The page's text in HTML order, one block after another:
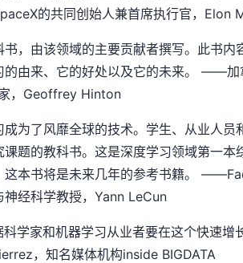
的共同创始人兼首席执行官，Elon
，由该领域的主要贡献者撰写。此书
的由来、它的好处以及它的未来。 ——加
，Geoffrey Hinton
为了风靡全球的技术。学生、从业人
题的教科书。这是深度学习领域第一本
这本书将是未来几年的参考书籍。
经科学教授，Yann LeCun
学家和机器学习从业者要在这个快速增
，知名媒体机构inside BIGDATA